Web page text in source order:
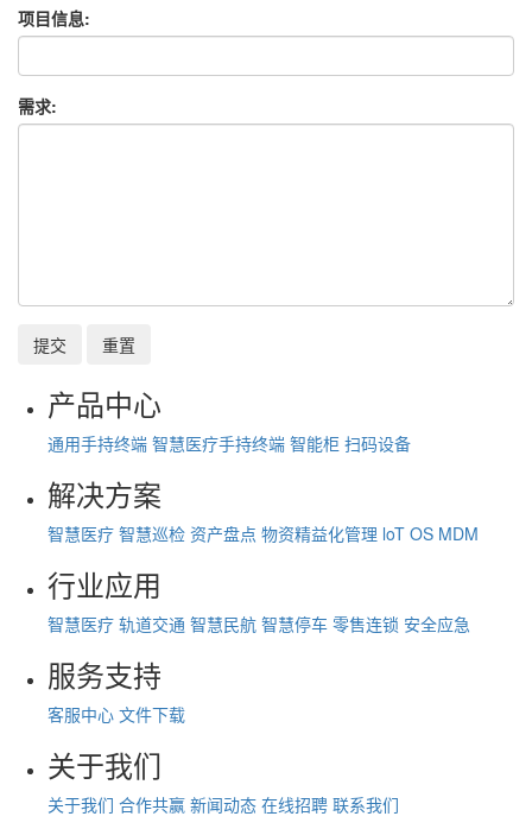
项目信息:
需求:
提交 重置
产品中心
通用手持终端 智慧医疗手持终端 智能柜 扫码设备
解决方案
智慧医疗 智慧巡检 资产盘点 物资精益化管理 loT OS MDM
行业应用
智慧医疗 轨道交通 智慧民航 智慧停车 零售连锁 安全应急
服务支持
客服中心 文件下载
关于我们
关于我们 合作共赢 新闻动态 在线招聘 联系我们